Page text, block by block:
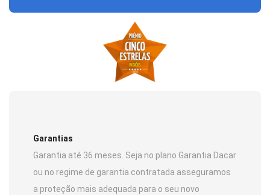
Garantias
Garantia até 36 meses. Seja no plano Garantia Dacar
ou no regime de garantia contratada asseguramos
a proteção mais adequada para o seu novo